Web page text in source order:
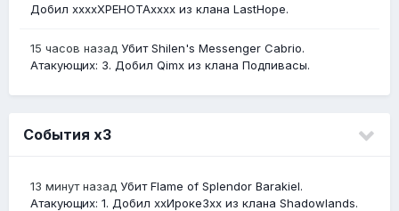
Добил ххххХРЕНОТАхххх из клана LastHope.
15 часов назад Убит Shilen's Messenger Cabrio.
Атакующих: 3. Добил Qimx из клана Подпивасы.
События х3
13 минут назад Убит Flame of Splendor Barakiel.
Атакующих: 1. Добил ххИрокеЗхх из клана Shadowlands.